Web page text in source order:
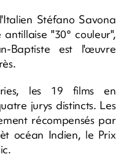
Stéfano Savona
"30° couleur",
Baptiste est l'œuvre
les 19 films en
jurys distincts. Les
récompensés par
océan Indien, le Prix